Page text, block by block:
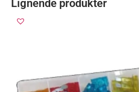
Lignende produkter